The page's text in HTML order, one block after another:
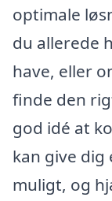
optimale
du allerede
have, eller
finde den
god idé at
kan give
muligt, og